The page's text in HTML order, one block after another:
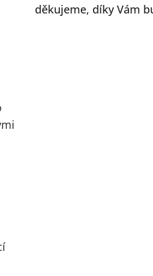
děkujeme, díky Vám